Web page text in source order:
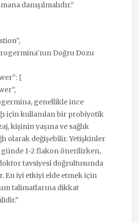
danışılmalıdır.”
Doğru Dozu
{
genellikle ince
için kullanılan bir probiyotik
kişinin yaşına ve sağlık
olarak değişebilir. Yetişkinler
1-2 flakon önerilirken,
tavsiyesi doğrultusunda
En iyi etkiyi elde etmek için
talimatlarına dikkat